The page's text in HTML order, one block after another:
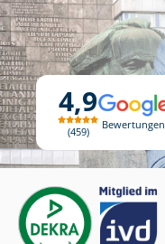
4,9
459
Bewertungen